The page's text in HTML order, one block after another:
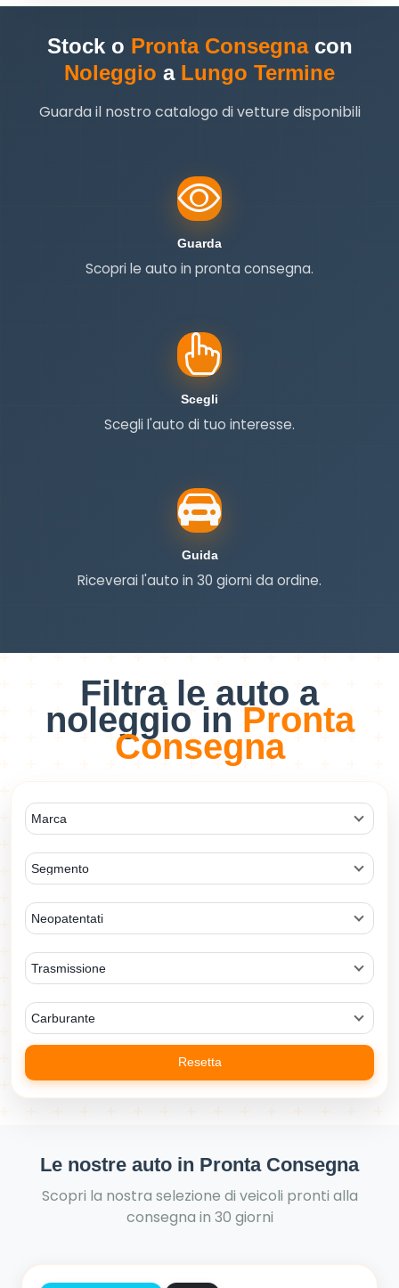
Stock o Pronta Consegnacon
Noleggio a Lungo Termine
Guarda il nostro catalogo di vetture disponibili
Guarda
Guarda
Scopri le auto in pronta consegna.
Scegli
Scegli
Scegli l'auto di tuo interesse.
Guida
Guida
Riceverai l'auto in 30 giorni da ordine.
Filtra le auto a
noleggio in Pronta
Consegna
Marca
Segmento
Neopatentati
Trasmissione
Carburante
Resetta
Le nostre auto in Pronta Consegna
Scopri la nostra selezione di veicoli pronti alla
consegna in 30 giorni